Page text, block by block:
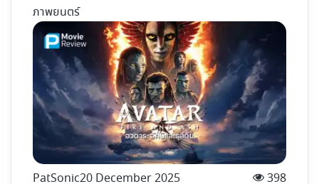
ภาพยนตร์
PatSonic20 December 2025 398